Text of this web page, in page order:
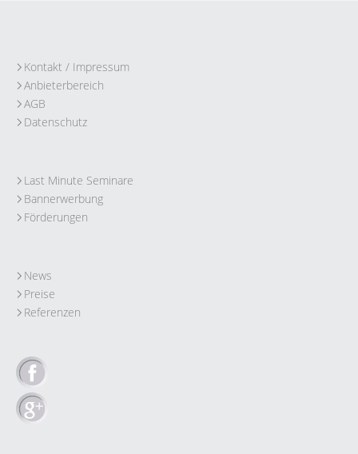
Kontakt / Impressum
Anbieterbereich
AGB
Datenschutz
Last Minute Seminare
Bannerwerbung
Förderungen
News
Preise
Referenzen